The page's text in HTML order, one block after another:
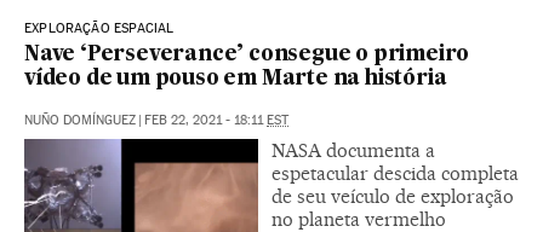
EXPLORAÇÃO ESPACIAL
Nave ‘Perseverance’ consegue o primeiro
vídeo de um pouso em Marte na história
NUÑO DOMÍNGUEZ | FEB 22, 2021 - 18:11EST
NASA documenta a
espetacular descida completa
de seu veículo de exploração
no planeta vermelho